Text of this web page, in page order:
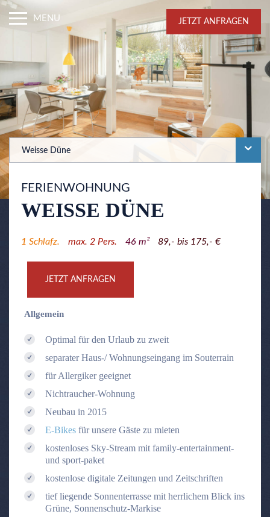
MENU JETZT ANFRAGEN
Weisse Düne
FERIENWOHNUNG
WEISSE DÜNE
1 Schlafz. max. 2 Pers. 46 m² 89,- bis 175,- €
JETZT ANFRAGEN
Allgemein
Optimal für den Urlaub zu zweit
separater Haus-/ Wohnungseingang im Souterrain
für Allergiker geeignet
Nichtraucher-Wohnung
Neubau in 2015
E-Bikes für unsere Gäste zu mieten
kostenloses Sky-Stream mit family-entertainment-
und sport-paket
kostenlose digitale Zeitungen und Zeitschriften
tief liegende Sonnenterrasse mit herrlichem Blick ins
Grüne, Sonnenschutz-Markise